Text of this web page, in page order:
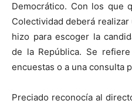
Democrático. Con los que
Colectividad deberá
hizo para escoger la
de la República. Se
encuestas o a una consulta
Preciado reconocía al